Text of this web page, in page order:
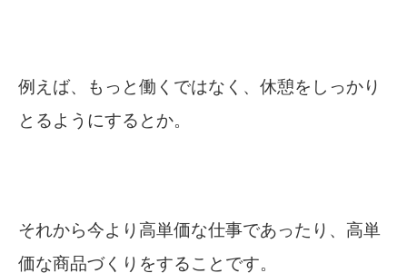
例えば、もっと働くではなく、休憩をしっかり
とるようにするとか。
それから今より高単価な仕事であったり、高単
価な商品づくりをすることです。